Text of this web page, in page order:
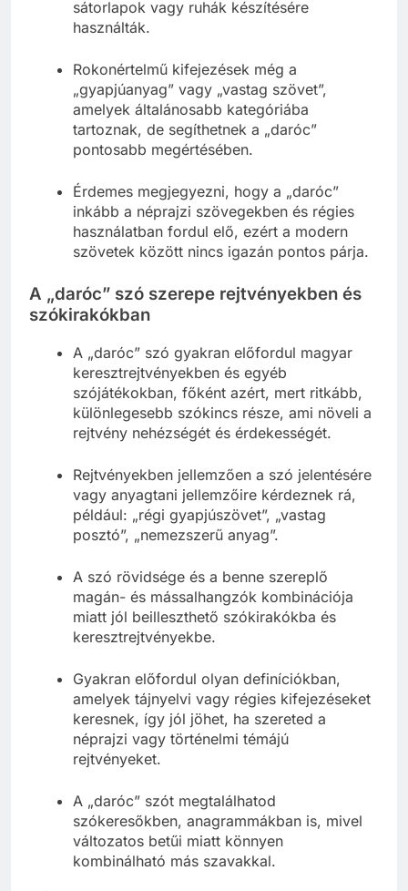
sátorlapok vagy ruhák készítésére
használták.
Rokonértelmű kifejezések még a
„gyapjúanyag” vagy „vastag szövet”,
amelyek általánosabb kategóriába
tartoznak, de segíthetnek a „daróc”
pontosabb megértésében.
Érdemes megjegyezni, hogy a „daróc”
inkább a néprajzi szövegekben és régies
használatban fordul elő, ezért a modern
szövetek között nincs igazán pontos párja.
A „daróc” szó szerepe rejtvényekben és
szókirakókban
A „daróc” szó gyakran előfordul magyar
keresztrejtvényekben és egyéb
szójátékokban, főként azért, mert ritkább,
különlegesebb szókincs része, ami növeli a
rejtvény nehézségét és érdekességét.
Rejtvényekben jellemzően a szó jelentésére
vagy anyagtani jellemzőire kérdeznek rá,
például: „régi gyapjúszövet”, „vastag
posztó”, „nemezszerű anyag”.
A szó rövidsége és a benne szereplő
magán- és mássalhangzók kombinációja
miatt jól beilleszthető szókirakókba és
keresztrejtvényekbe.
Gyakran előfordul olyan definíciókban,
amelyek tájnyelvi vagy régies kifejezéseket
keresnek, így jól jöhet, ha szereted a
néprajzi vagy történelmi témájú
rejtvényeket.
A „daróc” szót megtalálhatod
szókeresőkben, anagrammákban is, mivel
változatos betűi miatt könnyen
kombinálható más szavakkal.